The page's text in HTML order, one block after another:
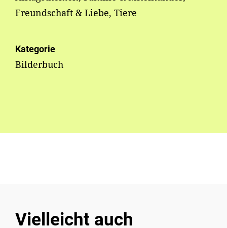
Freundschaft & Liebe, Tiere
Kategorie
Bilderbuch
Vielleicht auch